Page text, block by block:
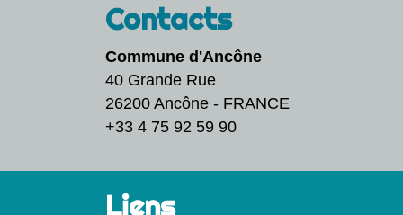
Contacts
Commune d'Ancône
40 Grande Rue
26200 Ancône - FRANCE
+33 4 75 92 59 90
Liens